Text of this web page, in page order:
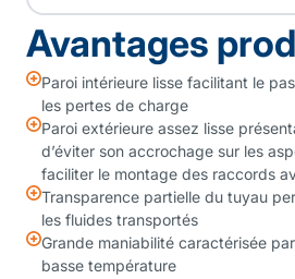
Avantages
Paroi intérieure lisse facilitant le
les pertes de charge
Paroi extérieure assez lisse
d’éviter son accrochage sur les
faciliter le montage des raccords
Transparence partielle du tuyau
les fluides transportés
Grande maniabilité caractérisée
basse température